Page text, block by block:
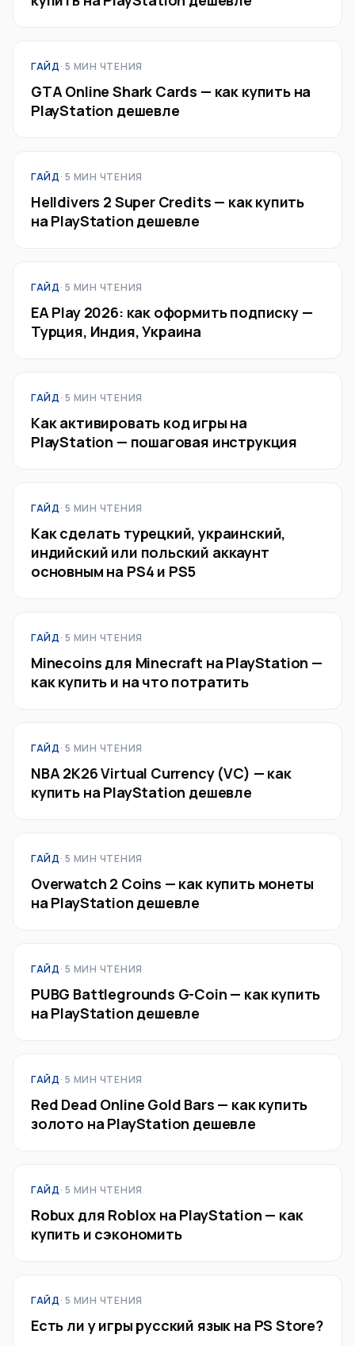
ГАЙД· 5 МИН ЧТЕНИЯ
GTA Online Shark Cards — как купить на
PlayStation дешевле
ГАЙД· 5 МИН ЧТЕНИЯ
Helldivers 2 Super Credits — как купить
на PlayStation дешевле
ГАЙД· 5 МИН ЧТЕНИЯ
EA Play 2026: как оформить подписку —
Турция, Индия, Украина
ГАЙД· 5 МИН ЧТЕНИЯ
Как активировать код игры на
PlayStation — пошаговая инструкция
ГАЙД· 5 МИН ЧТЕНИЯ
Как сделать турецкий, украинский,
индийский или польский аккаунт
основным на PS4 и PS5
ГАЙД· 5 МИН ЧТЕНИЯ
Minecoins для Minecraft на PlayStation —
как купить и на что потратить
ГАЙД· 5 МИН ЧТЕНИЯ
NBA 2K26 Virtual Currency (VC) — как
купить на PlayStation дешевле
ГАЙД· 5 МИН ЧТЕНИЯ
Overwatch 2 Coins — как купить монеты
на PlayStation дешевле
ГАЙД· 5 МИН ЧТЕНИЯ
PUBG Battlegrounds G-Coin — как купить
на PlayStation дешевле
ГАЙД· 5 МИН ЧТЕНИЯ
Red Dead Online Gold Bars — как купить
золото на PlayStation дешевле
ГАЙД· 5 МИН ЧТЕНИЯ
Robux для Roblox на PlayStation — как
купить и сэкономить
ГАЙД· 5 МИН ЧТЕНИЯ
Есть ли у игры русский язык на PS Store?